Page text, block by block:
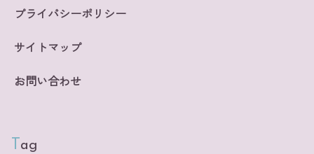
プライバシーポリシー
サイトマップ
お問い合わせ
Tag